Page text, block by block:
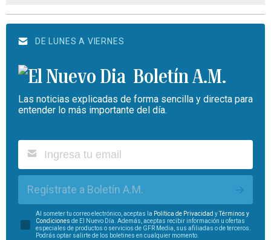
DE LUNES A VIERNES
Boletín A.M.
Las noticias explicadas de forma sencilla y directa para
entender lo más importante del día.
Regístrate a Boletín A.M.
Al someter tu correo electrónico, aceptas la Política de Privacidad y
Términos y
Condiciones de El Nuevo Día. Además, aceptas recibir información u ofertas
especiales de productos o servicios de GFR Media, sus afiliadas o de terceros.
Podrás optar salirte de los boletines en cualquier momento.